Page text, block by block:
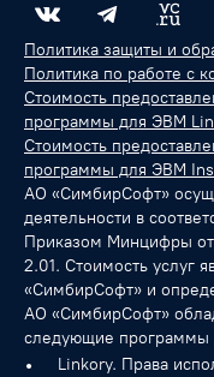
Политика защиты и
Политика по работе с
Стоимость
программы для ЭВМ
Стоимость
программы для ЭВМ
АО «СимбирСофт»
деятельности в
Приказом Минцифры от
2.01. Стоимость услуг
«СимбирСофт» и
АО «СимбирСофт»
следующие
Linkory. Права